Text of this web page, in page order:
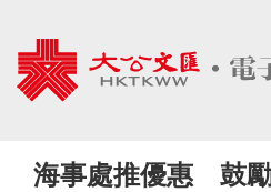
海事處推優惠 鼓